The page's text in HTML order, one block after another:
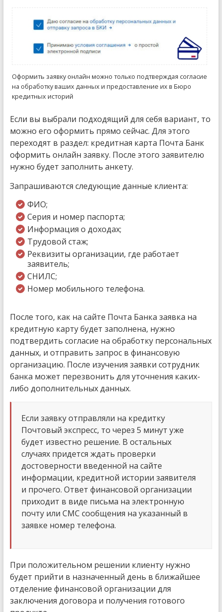
Оформить заявку онлайн можно только подтверждая согласие
на обработку ваших данных и предоставление их в Бюро
кредитных историй
Если вы выбрали подходящий для себя вариант, то
можно его оформить прямо сейчас. Для этого
переходят в раздел: кредитная карта Почта Банк
оформить онлайн заявку. После этого заявителю
нужно будет заполнить анкету.
Запрашиваются следующие данные клиента:
ФИО;
Серия и номер паспорта;
Информация о доходах;
Трудовой стаж;
Реквизиты организации, где работает
заявитель;
СНИЛС;
Номер мобильного телефона.
После того, как на сайте Почта Банка заявка на
кредитную карту будет заполнена, нужно
подтвердить согласие на обработку персональных
данных, и отправить запрос в финансовую
организацию. После изучения заявки сотрудник
банка может перезвонить для уточнения каких-
либо дополнительных данных.
Если заявку отправляли на кредитку
Почтовый экспресс, то через 5 минут уже
будет известно решение. В остальных
случаях придется ждать проверки
достоверности введенной на сайте
информации, кредитной истории заявителя
и прочего. Ответ финансовой организации
приходит в виде письма на электронную
почту или СМС сообщения на указанный в
заявке номер телефона.
При положительном решении клиенту нужно
будет прийти в назначенный день в ближайшее
отделение финансовой организации для
заключения договора и получения готового